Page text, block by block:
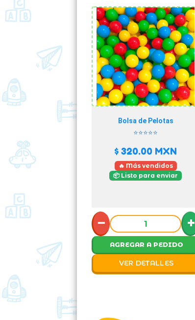
Bolsa de Pelotas
⭐⭐⭐⭐⭐
$ 320.00 MXN
🔥 Más vendidos
📦 Listo para enviar
− +
AGREGAR A PEDIDO
VER DETALLES